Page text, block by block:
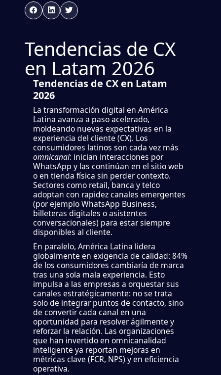
Tendencias de CX
en Latam 2026
Tendencias de CX en Latam
2026
La transformación digital en América
Latina avanza a paso acelerado,
moldeando nuevas expectativas en la
experiencia del cliente (CX). Los
consumidores latinos son cada vez más
omnicanal: inician interacciones por
WhatsApp y las continúan en el sitio web
o en tienda física sin perder contexto.
Sectores como retail, banca y telco
adoptan con rapidez canales emergentes
(por ejemplo WhatsApp Business,
billeteras digitales o asistentes
conversacionales) para estar siempre
disponibles al cliente.
En paralelo, América Latina lidera
globalmente en exigencia de calidad: 84%
de los consumidores cambiaría de marca
tras una sola mala experiencia. Esto
impulsa a las empresas a orquestar sus
canales estratégicamente: no se trata
solo de integrar puntos de contacto, sino
de convertir cada canal en una
oportunidad para resolver ágilmente y
reforzar la relación. Las organizaciones
que han invertido en omnicanalidad
inteligente ya reportan mejoras en
métricas clave (FCR, NPS) y en eficiencia
operativa.